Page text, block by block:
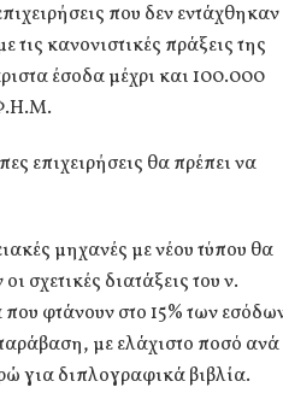
που δεν εντάχθηκαν
κανονιστικές πράξεις της
έσοδα μέχρι και 100.000
επιχειρήσεις θα πρέπει να
μηχανές με νέου τύπου θα
σχετικές διατάξεις του ν.
φτάνουν στο 15% των
με ελάχιστο ποσό ανά
για διπλογραφικά βιβλία.